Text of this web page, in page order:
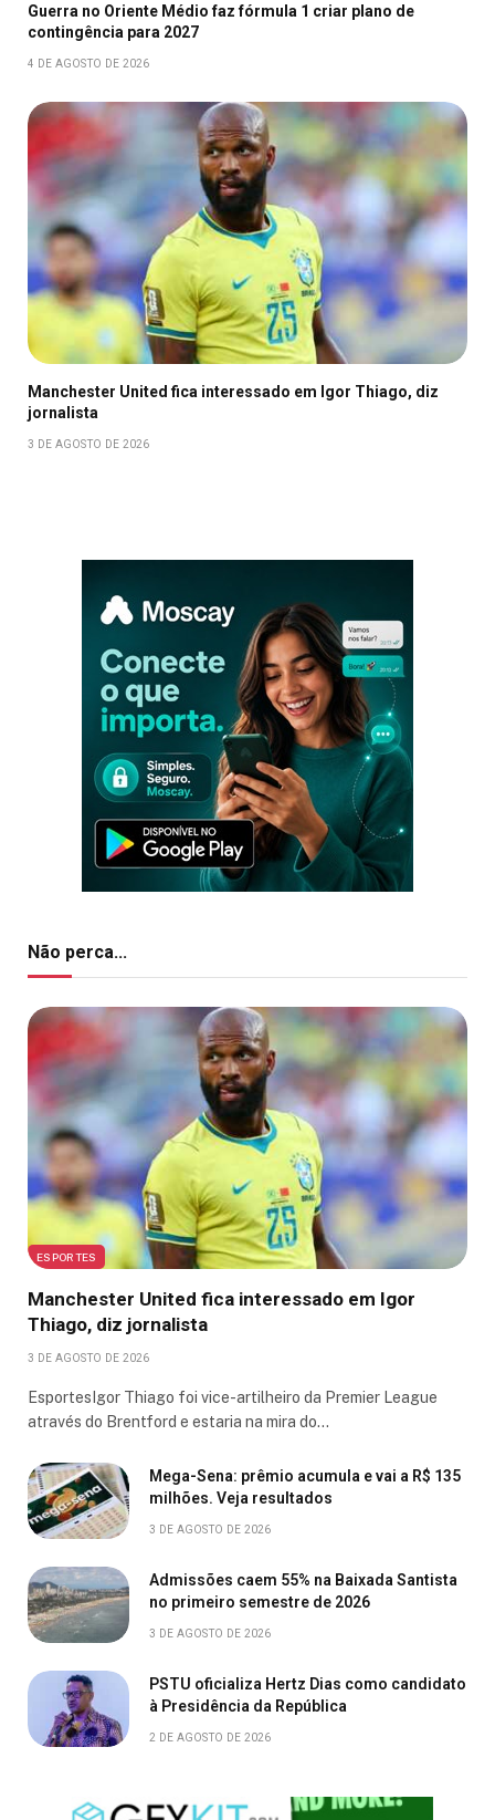
Guerra no Oriente Médio faz fórmula 1 criar plano de
contingência para 2027
4 DE AGOSTO DE 2026
Manchester United fica interessado em Igor Thiago, diz
jornalista
3 DE AGOSTO DE 2026
Não perca...
ESPORTES
Manchester United fica interessado em Igor
Thiago, diz jornalista
3 DE AGOSTO DE 2026
EsportesIgor Thiago foi vice-artilheiro da Premier League
através do Brentford e estaria na mira do…
Mega-Sena: prêmio acumula e vai a R$ 135
milhões. Veja resultados
3 DE AGOSTO DE 2026
Admissões caem 55% na Baixada Santista
no primeiro semestre de 2026
3 DE AGOSTO DE 2026
PSTU oficializa Hertz Dias como candidato
à Presidência da República
2 DE AGOSTO DE 2026